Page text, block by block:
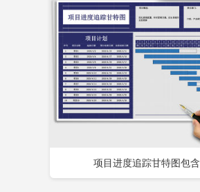
项目进度追踪甘特图包含